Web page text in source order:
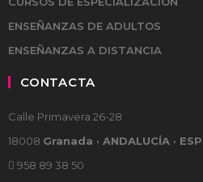
ENSEÑANZAS DE ADULTOS
ENSEÑANZAS A DISTANCIA
CONTACTA
Calle Primavera 26-28
18008 Granada · ANDALUCÍA · ESP
958 89 38 50